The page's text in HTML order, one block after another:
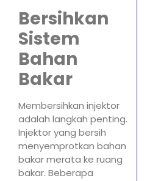
Bersihkan
Sistem
Bahan
Bakar
Membersihkan injektor
adalah langkah penting.
Injektor yang bersih
menyemprotkan bahan
bakar merata ke ruang
bakar. Beberapa